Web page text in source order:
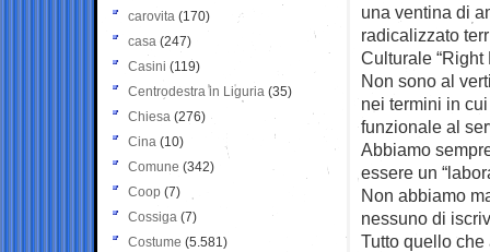
una ventina di
radicalizzato
Culturale
Non sono al
nei termini in
funzionale al
Abbiamo
essere un
Non abbiamo
nessuno di
Tutto quello
carovita (170)
casa (247)
Casini (119)
Centrodestra in Liguria (35)
Chiesa (276)
Cina (10)
Comune (342)
Coop (7)
Cossiga (7)
Costume (5.581)